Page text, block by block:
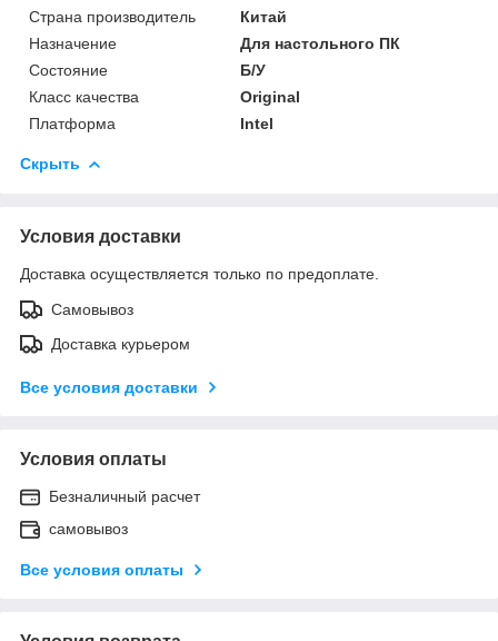
Страна производитель
Китай
Назначение
Для настольного ПК
Состояние
Б/У
Класс качества
Original
Платформа
Intel
Скрыть
Условия доставки
Доставка осуществляется только по предоплате.
Самовывоз
Доставка курьером
Все условия доставки
Условия оплаты
Безналичный расчет
самовывоз
Все условия оплаты